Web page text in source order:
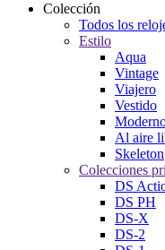
Colección
Todos los
Estilo
Aqua
Vintage
Viajero
Vestido
Al aire
Skeleton
Colecciones
DS
DS PH
DS-X
DS-2